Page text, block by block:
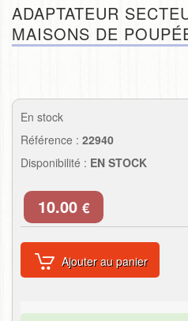
ADAPTATEUR
MAISONS DE
En stock
Référence : 22940
Disponibilité : EN STOCK
10.00 €
Ajouter au panier